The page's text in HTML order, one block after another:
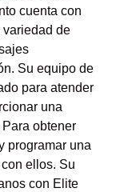
cuenta con
de
Su equipo de
para atender
una
obtener
programar una
ellos. Su
con Elite